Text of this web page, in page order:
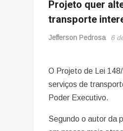
Projeto quer
transporte
Jefferson Pedrosa 6
O Projeto de Lei
serviços de
Poder Executivo.
Segundo o autor da